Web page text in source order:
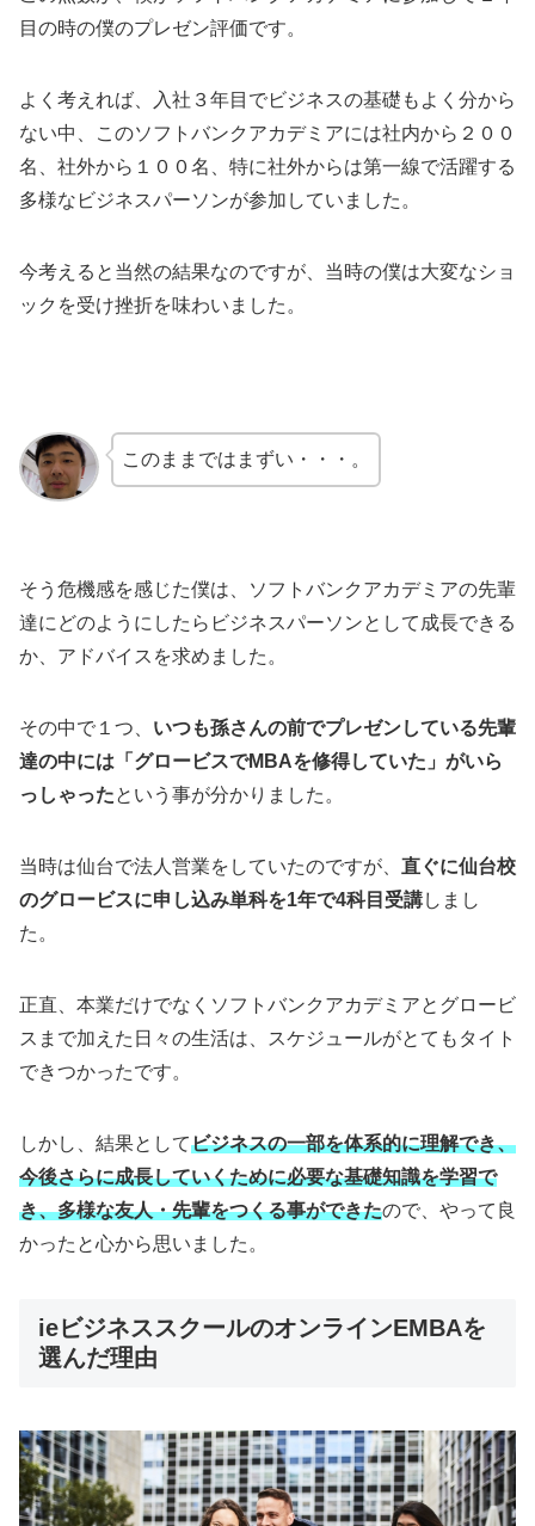
目の時の僕のプレゼン評価です。
よく考えれば、入社３年目でビジネスの基礎もよく分から
ない中、このソフトバンクアカデミアには社内から２００
名、社外から１００名、特に社外からは第一線で活躍する
多様なビジネスパーソンが参加していました。
今考えると当然の結果なのですが、当時の僕は大変なショ
ックを受け挫折を味わいました。
このままではまずい・・・。
そう危機感を感じた僕は、ソフトバンクアカデミアの先輩
達にどのようにしたらビジネスパーソンとして成長できる
か、アドバイスを求めました。
その中で１つ、 いつも孫さんの前でプレゼンしている先輩
達の中には「グロービスでMBAを修得していた」がいら
っしゃったという事が分かりました。
当時は仙台で法人営業をしていたのですが、 直ぐに仙台校
のグロービスに申し込み単科を1年で4科目受講しまし
た。
正直、本業だけでなくソフトバンクアカデミアとグロービ
スまで加えた日々の生活は、スケジュールがとてもタイト
できつかったです。
しかし、結果としてビジネスの一部を体系的に理解でき、
今後さらに成長していくために必要な基礎知識を学習で
き、多様な友人・先輩をつくる事ができたので、やって良
かったと心から思いました。
ieビジネススクールのオンラインEMBAを
選んだ理由